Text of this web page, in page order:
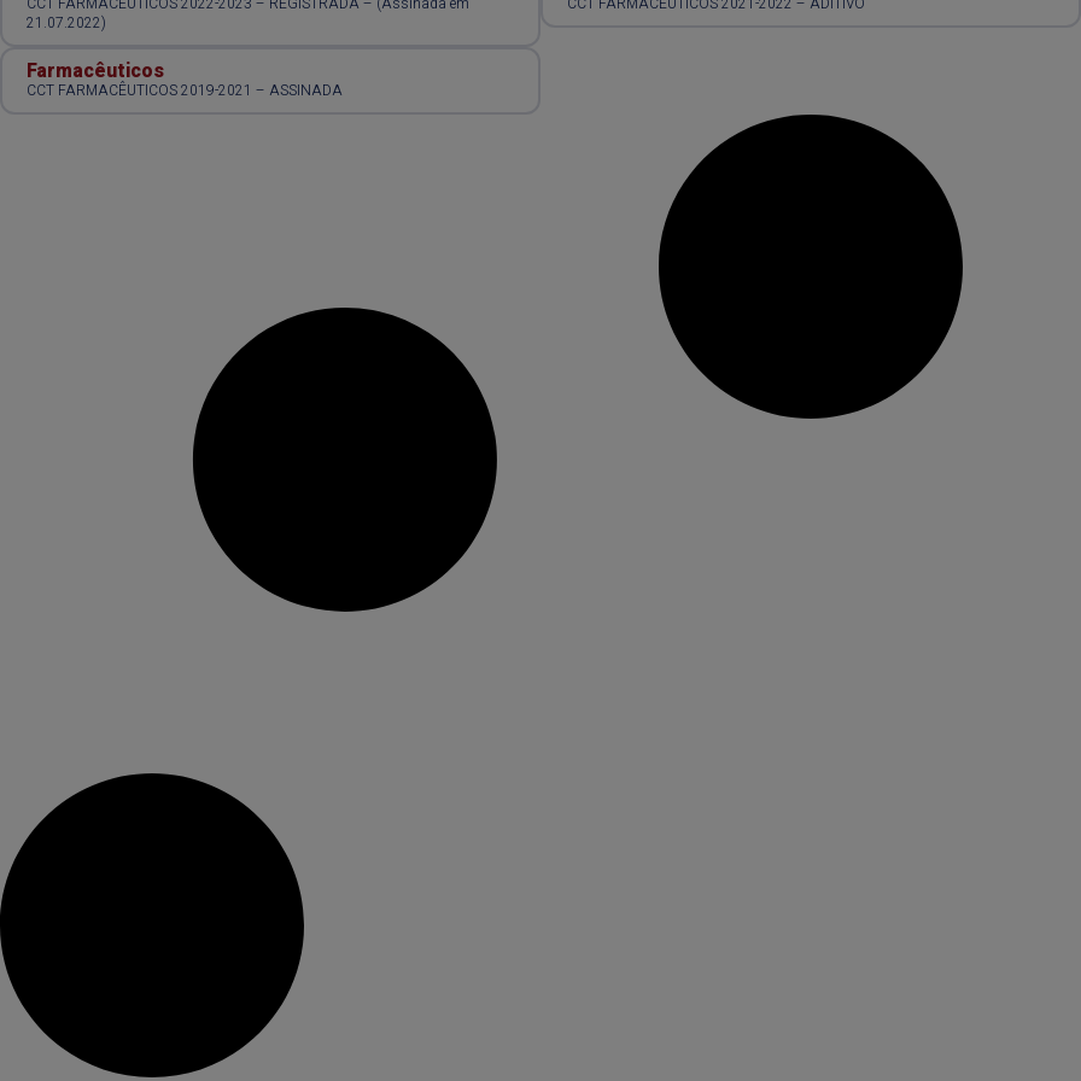
21.07.2022)
Farmacêuticos
CCT FARMACÊUTICOS 2019-2021 – ASSINADA